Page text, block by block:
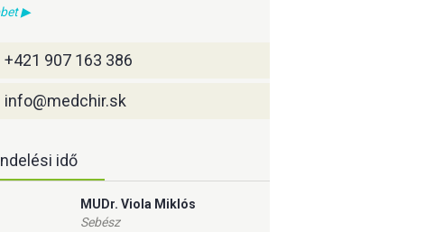
▶
+421 907 163 386
info@medchir.sk
idő
MUDr. Viola Miklós
Sebész